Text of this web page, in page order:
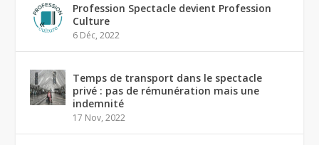
Profession Spectacle devient Profession
Culture
6 Déc, 2022
Temps de transport dans le spectacle
privé : pas de rémunération mais une
indemnité
17 Nov, 2022